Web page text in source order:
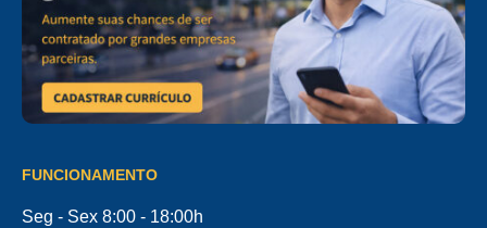
FUNCIONAMENTO
Seg - Sex 8:00 - 18:00h